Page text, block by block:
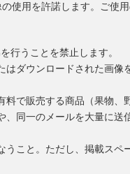
使用を許諾します。ご使
行うことを禁止します。
はダウンロードされた画
で販売する商品（果物、
同一のメールを大量に
こと。ただし、掲載ス